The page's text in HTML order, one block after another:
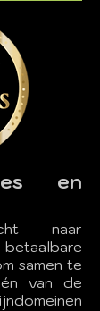
en
naar
samen te
van de